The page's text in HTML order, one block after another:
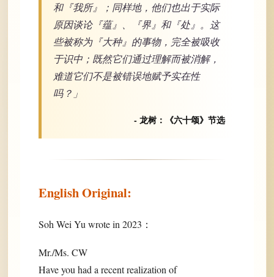
和『我所』；同样地，他们也出于实际
原因谈论『蕴』、『界』和『处』。这
些被称为『大种』的事物，完全被吸收
于识中；既然它们通过理解而被消解，
难道它们不是被错误地赋予实在性
吗？」
- 龙树：《六十颂》节选
English Original:
Soh Wei Yu wrote in 2023：
Mr./Ms. CW
Have you had a recent realization of